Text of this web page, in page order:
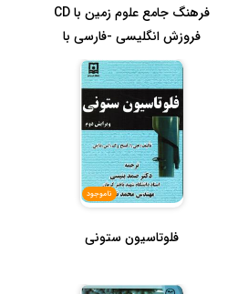
فرهنگ جامع علوم زمین با CD
فروزش انگلیسی -فارسی با
تل...
ناموجود
فلوتاسیون ستونی